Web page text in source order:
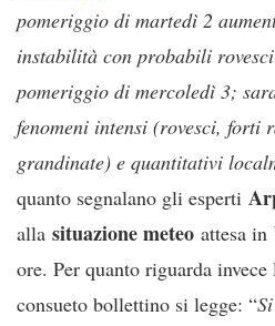
pomeriggio di martedì 2
instabilità con probabili
pomeriggio di mercoledì 3;
fenomeni intensi (rovesci, forti
grandinate) e quantitativi
quanto segnalano gli esperti
alla situazione meteo attesa in
ore. Per quanto riguarda
consueto bollettino si legge: “